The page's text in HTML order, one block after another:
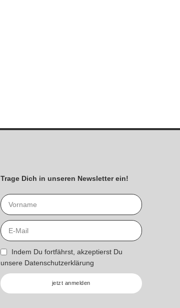
Trage Dich in unseren Newsletter ein!
Indem Du fortfährst, akzeptierst Du
unsere Datenschutzerklärung
jetzt anmelden